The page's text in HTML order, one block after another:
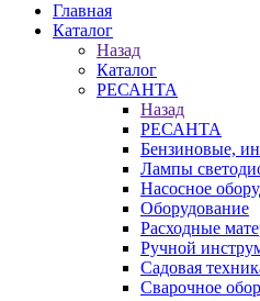
Главная
Каталог
Назад
Каталог
РЕСАНТА
Назад
РЕСАНТА
Бензиновые,
Лампы
Насосное
Оборудование
Расходные
Ручной
Садовая
Сварочное